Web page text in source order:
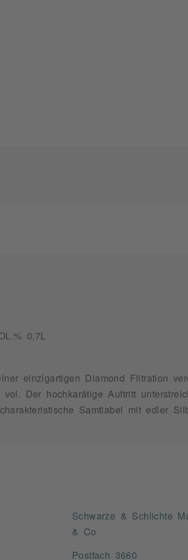
0,7L
einzigartigen Diamond Filtration
Der hochkarätige Auftritt
Samtlabel mit edler
Schwarze & Schlichte
& Co
Postfach 3660